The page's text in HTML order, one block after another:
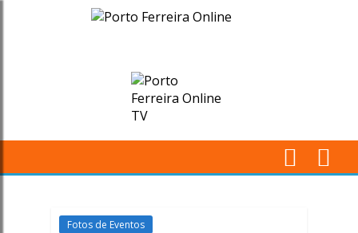
Barão
19/06/2026
Fotos de Eventos